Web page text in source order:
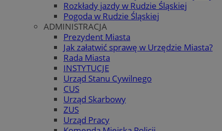
Rozkłady jazdy w Rudzie Śląskiej
Pogoda w Rudzie Śląskiej
ADMINISTRACJA
Prezydent Miasta
Jak załatwić sprawę w Urzędzie Miasta?
Rada Miasta
INSTYTUCJE
Urząd Stanu Cywilnego
CUS
Urząd Skarbowy
ZUS
Urząd Pracy